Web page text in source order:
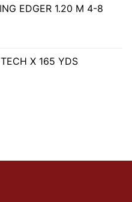
EDGER 1.20 M 4-8
X 165 YDS